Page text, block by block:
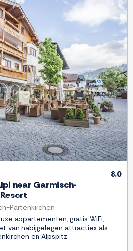
Next
8.0
near Garmisch-
Partenkirchen
appartementen, gratis WiFi,
van nabijgelegen attracties als
en Alpspitz.